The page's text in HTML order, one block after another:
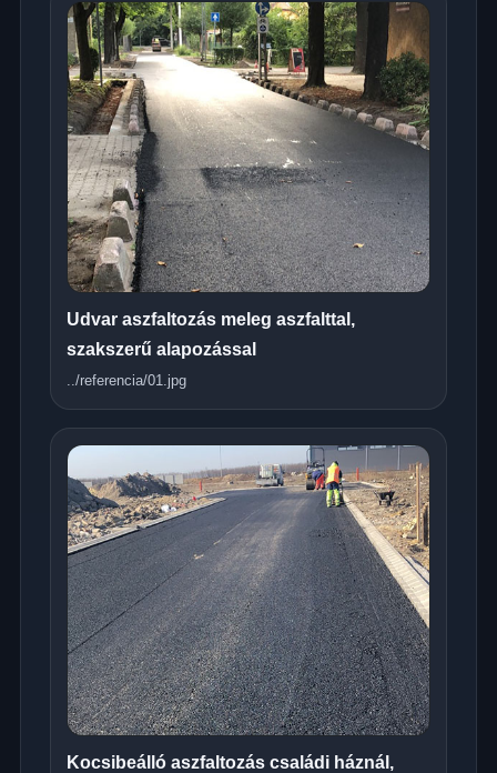
Udvar aszfaltozás meleg aszfalttal,
szakszerű alapozással
../referencia/01.jpg
Kocsibeálló aszfaltozás családi háznál,